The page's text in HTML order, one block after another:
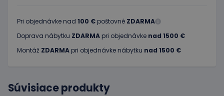
Pri objednávke nad 100 € poštovné ZDARMA
Doprava nábytku ZDARMA pri objednávke nad 1500 €
Montáž ZDARMA pri objednávke nábytku nad 1500 €
Súvisiace produkty